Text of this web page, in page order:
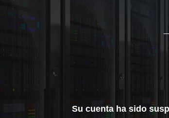
Su cuenta ha sido